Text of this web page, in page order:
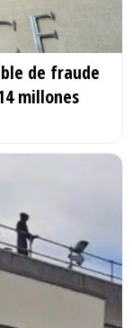
de fraude
millones